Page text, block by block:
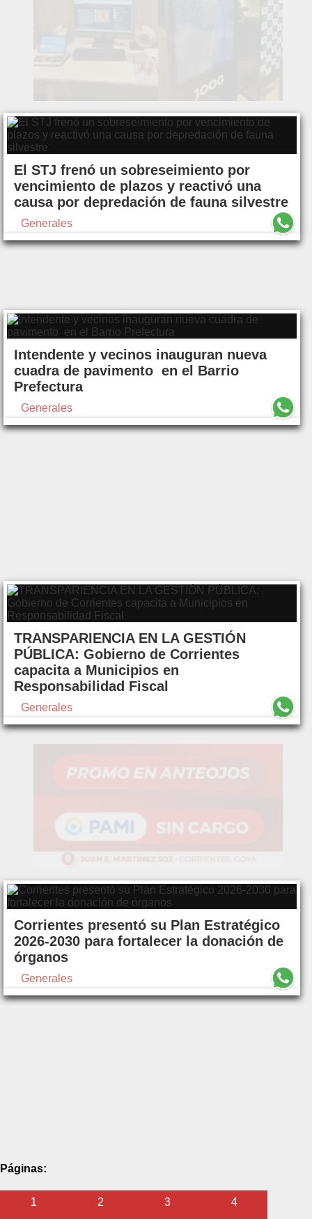
El STJ frenó un sobreseimiento por
vencimiento de plazos y reactivó una
causa por depredación de fauna silvestre
Generales
Intendente y vecinos inauguran nueva
cuadra de pavimento en el Barrio
Prefectura
Generales
TRANSPARIENCIA EN LA GESTIÓN
PÚBLICA: Gobierno de Corrientes
capacita a Municipios en
Responsabilidad Fiscal
Generales
Corrientes presentó su Plan Estratégico
2026-2030 para fortalecer la donación de
órganos
Generales
Páginas:
1 2 3 4